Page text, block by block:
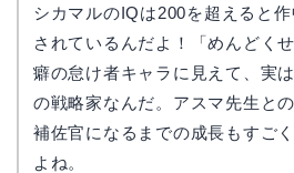
シカマルのIQは200を超えると
されているんだよ！「めんどく
癖の怠け者キャラに見えて、実
の戦略家なんだ。アスマ先生と
補佐官になるまでの成長もすご
よね。